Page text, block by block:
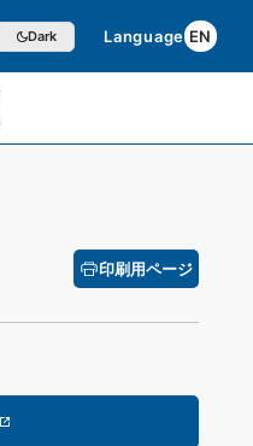
Dark Language EN
印刷用ページ